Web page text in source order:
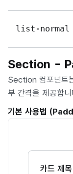
list-normal
Section -
Section 컴포넌트
부 간격을 제공합니
기본 사용법
카드 제목